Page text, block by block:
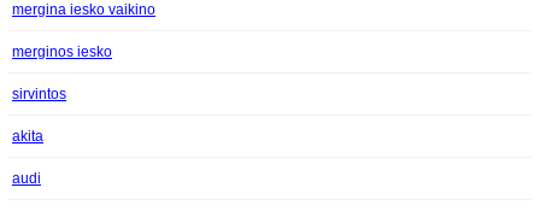
mergina iesko vaikino
merginos iesko
sirvintos
akita
audi